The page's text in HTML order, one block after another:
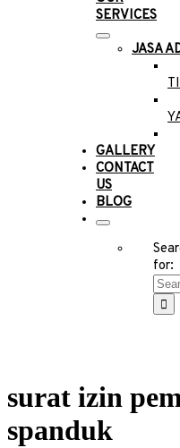
SERVICES
JASA
GALLERY
CONTACT
US
BLOG
for:
surat izin
spanduk